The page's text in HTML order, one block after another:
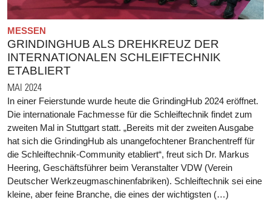
MESSEN
GRINDINGHUB ALS DREHKREUZ DER
INTERNATIONALEN SCHLEIFTECHNIK
ETABLIERT
MAI 2024
In einer Feierstunde wurde heute die GrindingHub 2024 eröffnet.
Die internationale Fachmesse für die Schleiftechnik findet zum
zweiten Mal in Stuttgart statt. „Bereits mit der zweiten Ausgabe
hat sich die GrindingHub als unangefochtener Branchentreff für
die Schleiftechnik-Community etabliert“, freut sich Dr. Markus
Heering, Geschäftsführer beim Veranstalter VDW (Verein
Deutscher Werkzeugmaschinenfabriken). Schleiftechnik sei eine
kleine, aber feine Branche, die eines der wichtigsten (…)